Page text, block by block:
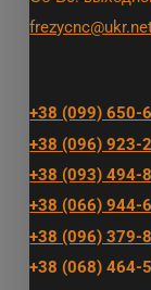
+38 (099) 650-
+38 (096) 923-
+38 (093) 494-
+38 (066) 944-
+38 (096) 379-
+38 (068) 464-